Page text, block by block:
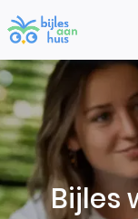
Bijles